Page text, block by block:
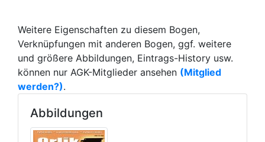
Weitere Eigenschaften zu diesem Bogen,
Verknüpfungen mit anderen Bogen, ggf. weitere
und größere Abbildungen, Eintrags-History usw.
können nur AGK-Mitglieder ansehen (Mitglied
werden?).
Abbildungen